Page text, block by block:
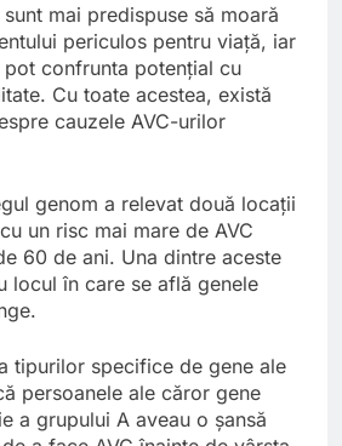
mai predispuse să moară
periculos pentru viață, iar
confrunta potențial cu
Cu toate acestea, există
cauzele AVC-urilor
genom a relevat două locații
un risc mai mare de AVC
60 de ani. Una dintre aceste
locul în care se află genele
tipurilor specifice de gene ale
persoanele ale căror gene
a grupului A aveau o șansă